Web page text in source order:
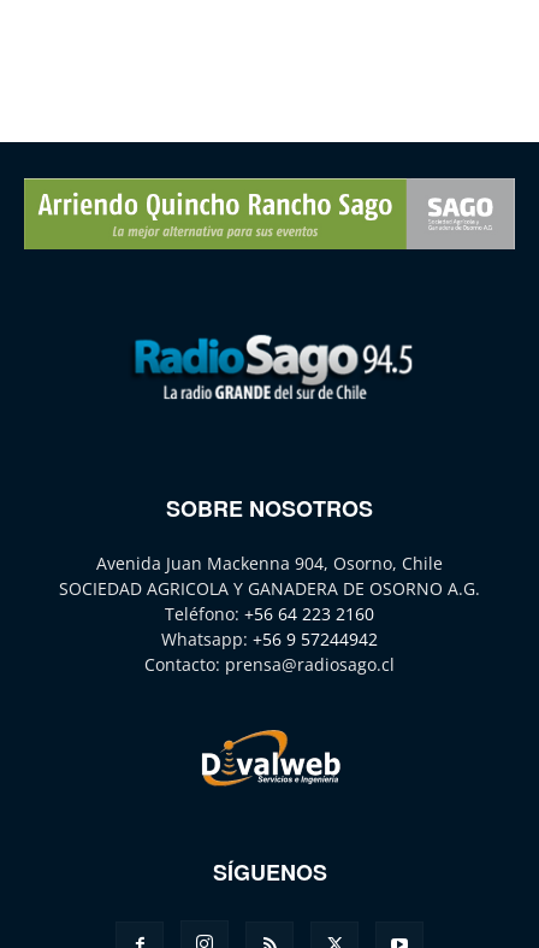
SOBRE NOSOTROS
Avenida Juan Mackenna 904, Osorno, Chile
SOCIEDAD AGRICOLA Y GANADERA DE OSORNO A.G.
Teléfono: +56 64 223 2160
Whatsapp: +56 9 57244942
Contacto: prensa@radiosago.cl
SÍGUENOS